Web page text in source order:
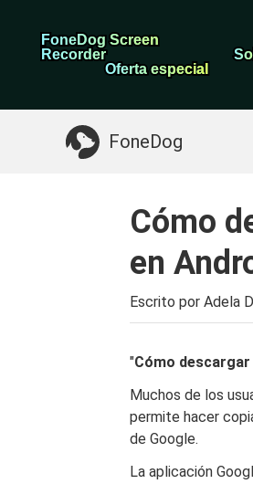
FoneDog Screen
Recorder
FoneDog Screen
Recorder
Oferta especial
Oferta especial
FoneDog
Limpiador de iPhone
Algo que puede necesitar:
Cómo
en
Escrito por Adela
"Cómo
Muchos de los
permite hacer
de Google.
La aplicación